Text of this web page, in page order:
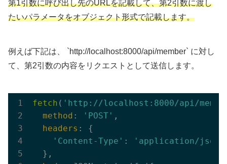
第1引数に呼び出し先のURLを記載して、第2引数に渡し
たいパラメータをオブジェクト形式で記載します。
例えば下記は、 `http://localhost:8000/api/member` に対し
て、第2引数の内容をリクエストとして送信します。
fetch ( 'http://localhost:8000/api/
method : 'POST' ,
headers : {
'Content-Type' :
'application/json'
  },